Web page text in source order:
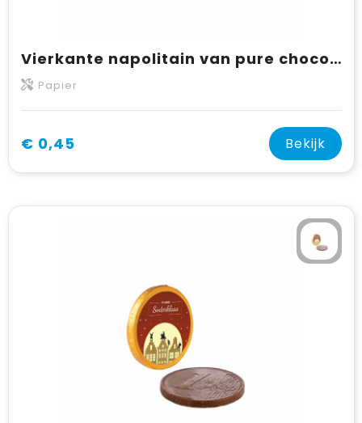
Vierkante napolitain van pure chocolade (vanaf 400 stuks)
Papier
€ 0,45 Bekijk